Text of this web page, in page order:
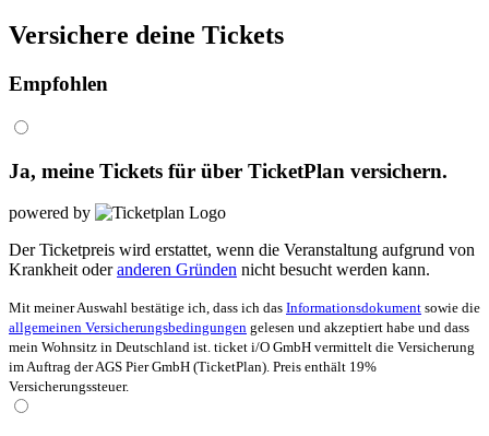
Versichere deine Tickets
Empfohlen
Ja, meine Tickets für über TicketPlan versichern.
powered by
Der Ticketpreis wird erstattet, wenn die Veranstaltung aufgrund von
Krankheit oderanderen Gründen nicht besucht werden kann.
Mit meiner Auswahl bestätige ich, dass ich das Informationsdokument sowie die
allgemeinen Versicherungsbedingungen gelesen und akzeptiert habe und dass
mein Wohnsitz in Deutschland ist. ticket i/O GmbH vermittelt die Versicherung
im Auftrag der AGS Pier GmbH (TicketPlan). Preis enthält 19%
Versicherungssteuer.